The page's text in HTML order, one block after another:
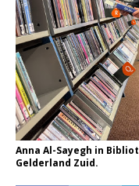
Anna Al-Sayegh in
Gelderland Zuid.